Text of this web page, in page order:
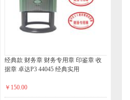
经典款 财务章 财务专用章 印鉴章 收
据章 卓达P3 44045 经典实用
￥150.00